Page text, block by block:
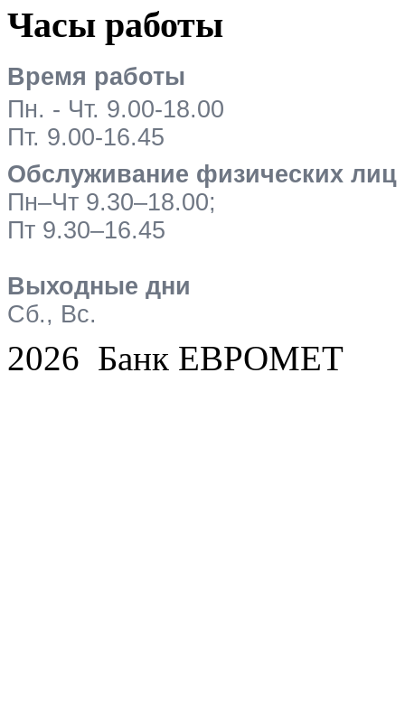
Часы работы
Время работы
Пн. - Чт. 9.00-18.00
Пт. 9.00-16.45
Обслуживание физических лиц
Пн–Чт 9.30–18.00;
Пт 9.30–16.45
Выходные дни
Сб., Вс.
2026 Банк ЕВРОМЕТ